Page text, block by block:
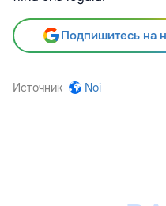
Подпишитесь на
Источник Noi